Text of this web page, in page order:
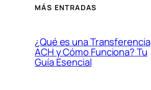
MÁS ENTRADAS
¿Qué es una Transferencia
ACH y Cómo Funciona? Tu
Guía Esencial